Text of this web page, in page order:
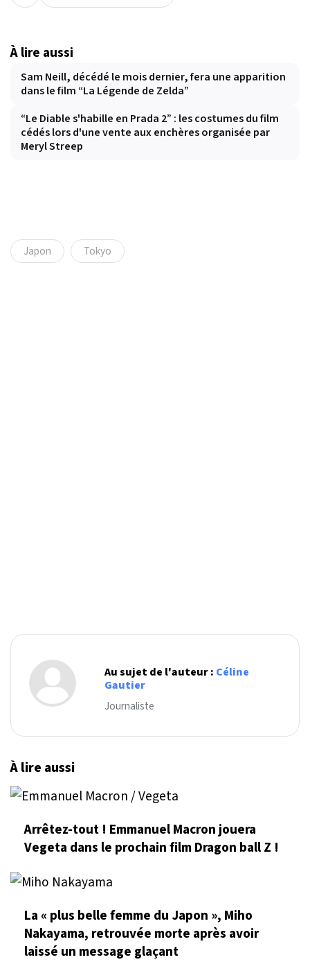
À lire aussi
Sam Neill, décédé le mois dernier, fera une apparition
dans le film “La Légende de Zelda”
“Le Diable s'habille en Prada 2” : les costumes du film
cédés lors d'une vente aux enchères organisée par
Meryl Streep
Japon Tokyo
Au sujet de l'auteur : Céline
Gautier
Journaliste
À lire aussi
Arrêtez-tout ! Emmanuel Macron jouera
Vegeta dans le prochain film Dragon ball Z !
La « plus belle femme du Japon », Miho
Nakayama, retrouvée morte après avoir
laissé un message glaçant